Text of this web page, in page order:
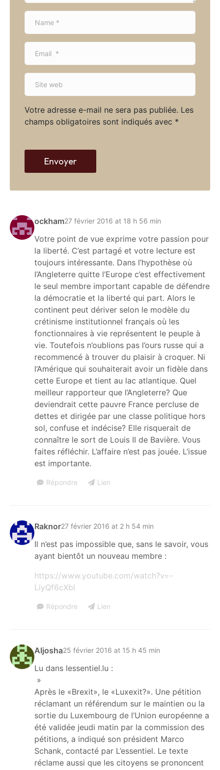
ockham27 février 2016 at 18 h 56 min
Votre point de vue exprime votre passion pour
la liberté. C’est partagé et votre lecture est
toujours intéressante. Dans l’hypothèse où
l’Angleterre quitte l’Europe c’est effectivement
le seul membre important capable de défendre
la démocratie et la liberté qui part. Alors le
continent peut dériver selon le modèle du
crétinisme institutionnel français où les
fonctionnaires à vie représentent le peuple à
vie. Toutefois n’oublions pas l’ours russe qui a
recommencé à trouver du plaisir à croquer. Ni
l’Amérique qui souhaiterait avoir un fidèle dans
cette Europe et tient au lac atlantique. Quel
meilleur rapporteur que l’Angleterre? Que
deviendrait cette pauvre France percluse de
dettes et dirigée par une classe politique hors
sol, confuse et indécise? Elle risquerait de
connaître le sort de Louis II de Bavière. Vous
faites réfléchir. L’affaire n’est pas jouée. L’issue
est importante.
Répondre Lien
Raknor27 février 2016 at 2 h 54 min
Il n’est pas impossible que, sans le savoir, vous
ayant bientôt un nouveau membre :
https://www.youtube.com/watch?v=-
LiyQf6cXbI
Répondre Lien
Aljosha25 février 2016 at 15 h 45 min
Lu dans lessentiel.lu :
»
Après le «Brexit», le «Luxexit?». Une pétition
réclamant un référendum sur le maintien ou la
sortie du Luxembourg de l’Union européenne a
été validée jeudi matin par la commission des
pétitions, a indiqué son président Marco
Schank, contacté par L’essentiel. Le texte
réclame aussi que les citoyens se prononcent
Votre adresse e-mail ne sera pas publiée. Les
champs obligatoires sont indiqués avec *
N
m
*
E
a
l
*
S
e
w
b
Envoyer